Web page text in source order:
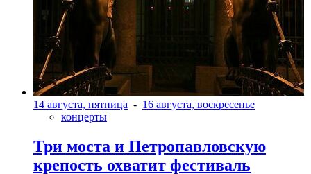
14 августа, пятница - 16 августа, воскресенье
концерты
Три моста и Петропавловскую
крепость охватит фестиваль